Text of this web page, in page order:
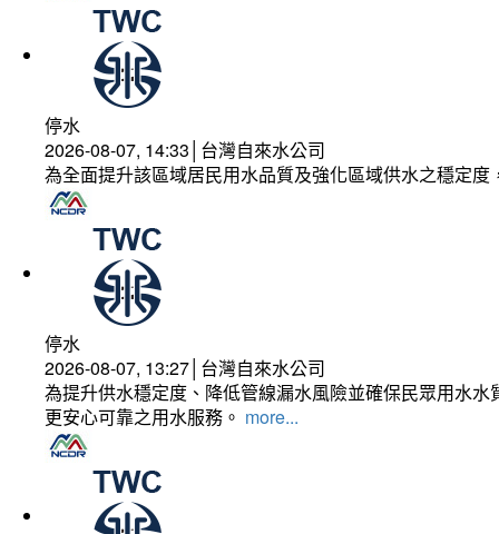
停水
2026-08-07, 14:33│台灣自來水公司
為全面提升該區域居民用水品質及強化區域供水之穩定
停水
2026-08-07, 13:27│台灣自來水公司
為提升供水穩定度、降低管線漏水風險並確保民眾用水
更安心可靠之用水服務。 more...